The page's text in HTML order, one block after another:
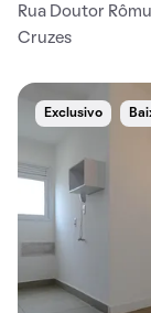
Rua Doutor
Cruzes
Exclusivo